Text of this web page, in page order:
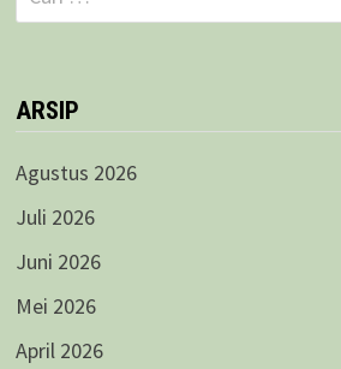
untuk:
ARSIP
Agustus 2026
Juli 2026
Juni 2026
Mei 2026
April 2026